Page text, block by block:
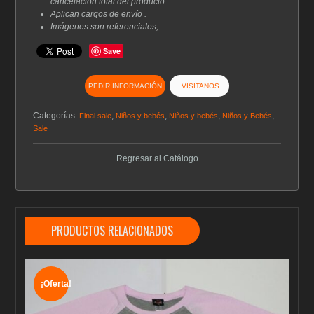
Aplican cargos de envío .
Imágenes son referenciales,
Save
PEDIR INFORMACIÓN VISITANOS
Categorías: Final sale, Niños y bebés, Niños y bebés, Niños y Bebés,
Sale
Regresar al Catálogo
PRODUCTOS RELACIONADOS
¡Oferta!